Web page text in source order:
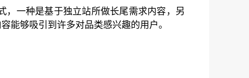
，一种是基于独立站所做长尾需求内容，另
能够吸引到许多对品类感兴趣的用户。